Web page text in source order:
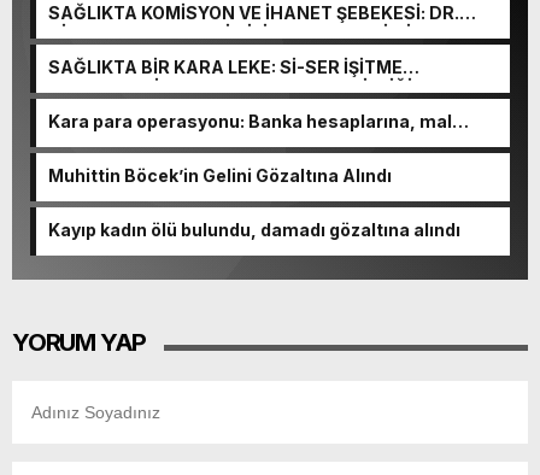
SAĞLIKTA KOMİSYON VE İHANET ŞEBEKESİ: DR.
NİHAT URUÇ VE SEMİH İŞİTME MERKEZİ’NİN SGK
VURGUNU!
SAĞLIKTA BİR KARA LEKE: Sİ-SER İŞİTME
MERKEZLERİ VE MODERN UMUT TACİRLİĞİ
Kara para operasyonu: Banka hesaplarına, mal
Muhittin Böcek’in Gelini Gözaltına Alındı
Kayıp kadın ölü bulundu, damadı gözaltına alındı
YORUM YAP